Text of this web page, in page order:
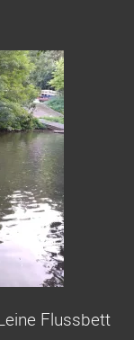
Flussbett